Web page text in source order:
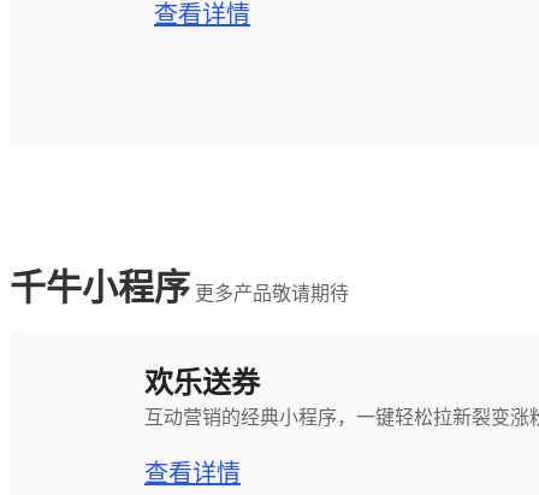
查看详情
千牛小程序 更多产品敬请期待
欢乐送券
互动营销的经典小程序，一键轻松拉新裂变涨
查看详情